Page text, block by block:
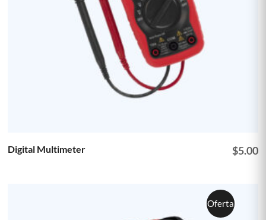
Digital Multimeter $5.00
¡Oferta!